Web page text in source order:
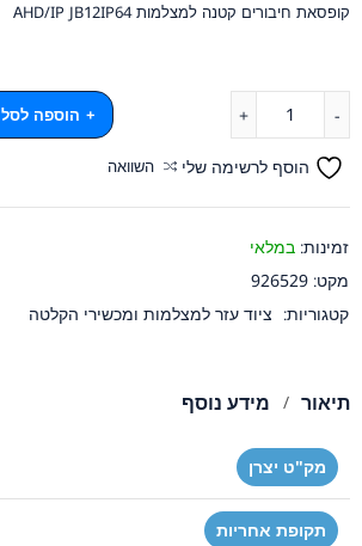
קופסאת חיבורים קטנה למצלמות AHD/IP JB12IP64
הוספה לסל
הוסף לרשימה שלי השוואה
זמינות: במלאי
מקט: 926529
קטגוריות: ציוד עזר למצלמות ומכשירי הקלטה
תיאור מידע נוסף
מק"ט יצרן
תקופת אחריות